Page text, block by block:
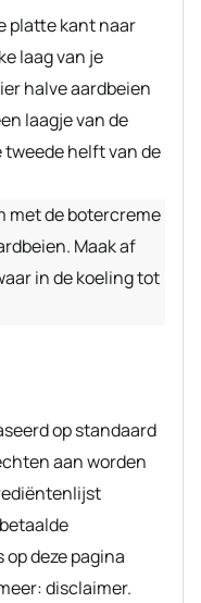
platte kant naar
laag van je
halve aardbeien
laagje van de
tweede helft van de
met de botercreme
Maak af
in de koeling tot
aan worden
deze pagina
disclaimer.